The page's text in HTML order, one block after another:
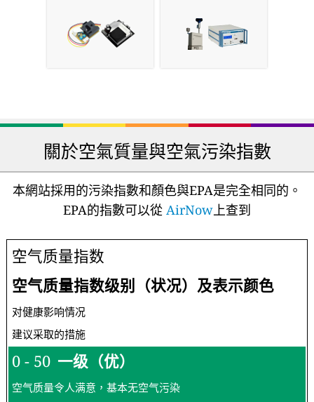
關於空氣質量與空氣污染指數
本網站採用的污染指數和顏色與EPA是完全相同的。
EPA的指數可以從 AirNow上查到
空气质量指数
空气质量指数级别（状况）及表示颜色
对健康影响情况
建议采取的措施
0 - 50 一级（优）
空气质量令人满意，基本无空气污染